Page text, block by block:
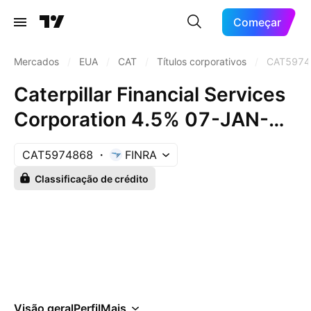
Começar
Mercados EUA CAT Títulos corporativos
Caterpillar Financial Services
Corporation 4.5% 07-JAN-
2027
CAT5974868 FINRA
Classificação de crédito
Visão geralPerfilMais